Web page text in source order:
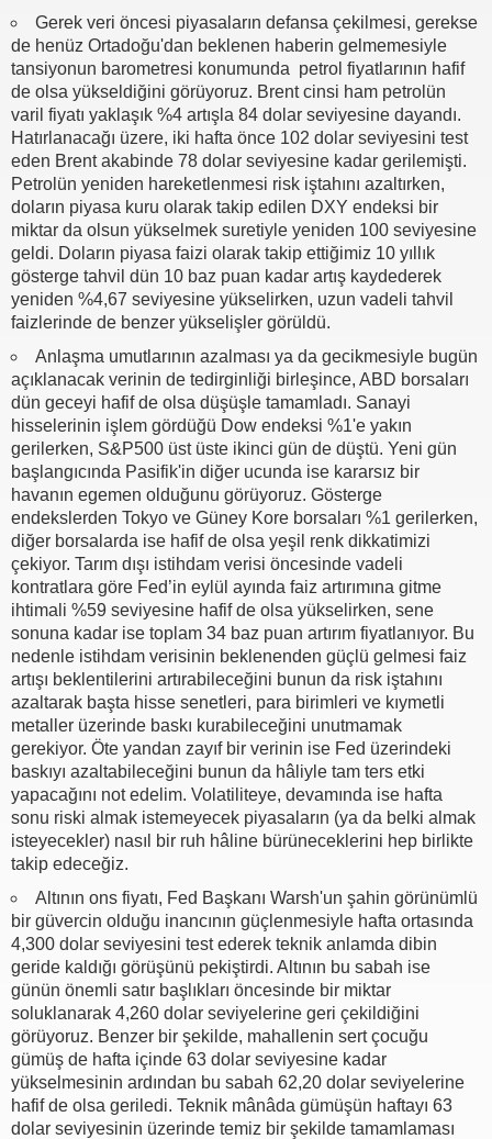
Gerek veri öncesi piyasaların defansa çekilmesi, gerekse
de henüz Ortadoğu'dan beklenen haberin gelmemesiyle
tansiyonun barometresi konumunda petrol fiyatlarının hafif
de olsa yükseldiğini görüyoruz. Brent cinsi ham petrolün
varil fiyatı yaklaşık %4 artışla 84 dolar seviyesine dayandı.
Hatırlanacağı üzere, iki hafta önce 102 dolar seviyesini test
eden Brent akabinde 78 dolar seviyesine kadar gerilemişti.
Petrolün yeniden hareketlenmesi risk iştahını azaltırken,
doların piyasa kuru olarak takip edilen DXY endeksi bir
miktar da olsun yükselmek suretiyle yeniden 100 seviyesine
geldi. Doların piyasa faizi olarak takip ettiğimiz 10 yıllık
gösterge tahvil dün 10 baz puan kadar artış kaydederek
yeniden %4,67 seviyesine yükselirken, uzun vadeli tahvil
faizlerinde de benzer yükselişler görüldü.
Anlaşma umutlarının azalması ya da gecikmesiyle bugün
açıklanacak verinin de tedirginliği birleşince, ABD borsaları
dün geceyi hafif de olsa düşüşle tamamladı. Sanayi
hisselerinin işlem gördüğü Dow endeksi %1'e yakın
gerilerken, S&P500 üst üste ikinci gün de düştü. Yeni gün
başlangıcında Pasifik'in diğer ucunda ise kararsız bir
havanın egemen olduğunu görüyoruz. Gösterge
endekslerden Tokyo ve Güney Kore borsaları %1 gerilerken,
diğer borsalarda ise hafif de olsa yeşil renk dikkatimizi
çekiyor. Tarım dışı istihdam verisi öncesinde vadeli
kontratlara göre Fed’in eylül ayında faiz artırımına gitme
ihtimali %59 seviyesine hafif de olsa yükselirken, sene
sonuna kadar ise toplam 34 baz puan artırım fiyatlanıyor. Bu
nedenle istihdam verisinin beklenenden güçlü gelmesi faiz
artışı beklentilerini artırabileceğini bunun da risk iştahını
azaltarak başta hisse senetleri, para birimleri ve kıymetli
metaller üzerinde baskı kurabileceğini unutmamak
gerekiyor. Öte yandan zayıf bir verinin ise Fed üzerindeki
baskıyı azaltabileceğini bunun da hâliyle tam ters etki
yapacağını not edelim. Volatiliteye, devamında ise hafta
sonu riski almak istemeyecek piyasaların (ya da belki almak
isteyecekler) nasıl bir ruh hâline bürüneceklerini hep birlikte
takip edeceğiz.
Altının ons fiyatı, Fed Başkanı Warsh'un şahin görünümlü
bir güvercin olduğu inancının güçlenmesiyle hafta ortasında
4,300 dolar seviyesini test ederek teknik anlamda dibin
geride kaldığı görüşünü pekiştirdi. Altının bu sabah ise
günün önemli satır başlıkları öncesinde bir miktar
soluklanarak 4,260 dolar seviyelerine geri çekildiğini
görüyoruz. Benzer bir şekilde, mahallenin sert çocuğu
gümüş de hafta içinde 63 dolar seviyesine kadar
yükselmesinin ardından bu sabah 62,20 dolar seviyelerine
hafif de olsa geriledi. Teknik mânâda gümüşün haftayı 63
dolar seviyesinin üzerinde temiz bir şekilde tamamlaması